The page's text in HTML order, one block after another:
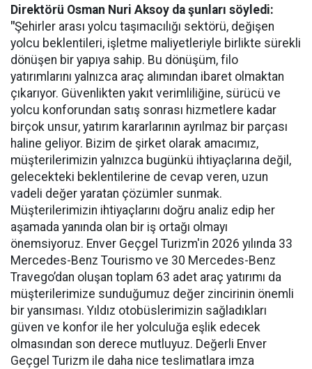
Direktörü Osman Nuri Aksoy da şunları söyledi:
"Şehirler arası yolcu taşımacılığı sektörü, değişen
yolcu beklentileri, işletme maliyetleriyle birlikte sürekli
dönüşen bir yapıya sahip. Bu dönüşüm, filo
yatırımlarını yalnızca araç alımından ibaret olmaktan
çıkarıyor. Güvenlikten yakıt verimliliğine, sürücü ve
yolcu konforundan satış sonrası hizmetlere kadar
birçok unsur, yatırım kararlarının ayrılmaz bir parçası
haline geliyor. Bizim de şirket olarak amacımız,
müşterilerimizin yalnızca bugünkü ihtiyaçlarına değil,
gelecekteki beklentilerine de cevap veren, uzun
vadeli değer yaratan çözümler sunmak.
Müşterilerimizin ihtiyaçlarını doğru analiz edip her
aşamada yanında olan bir iş ortağı olmayı
önemsiyoruz. Enver Geçgel Turizm'in 2026 yılında 33
Mercedes-Benz Tourismo ve 30 Mercedes-Benz
Travego’dan oluşan toplam 63 adet araç yatırımı da
müşterilerimize sunduğumuz değer zincirinin önemli
bir yansıması. Yıldız otobüslerimizin sağladıkları
güven ve konfor ile her yolculuğa eşlik edecek
olmasından son derece mutluyuz. Değerli Enver
Geçgel Turizm ile daha nice teslimatlara imza